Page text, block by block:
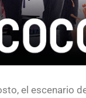
el escenario